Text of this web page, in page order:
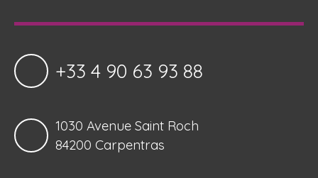
+33 4 90 63 93 88
1030 Avenue Saint Roch
84200 Carpentras